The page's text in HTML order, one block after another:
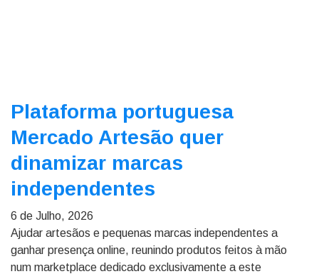
Plataforma portuguesa
Mercado Artesão quer
dinamizar marcas
independentes
6 de Julho, 2026
Ajudar artesãos e pequenas marcas independentes a
ganhar presença online, reunindo produtos feitos à mão
num marketplace dedicado exclusivamente a este